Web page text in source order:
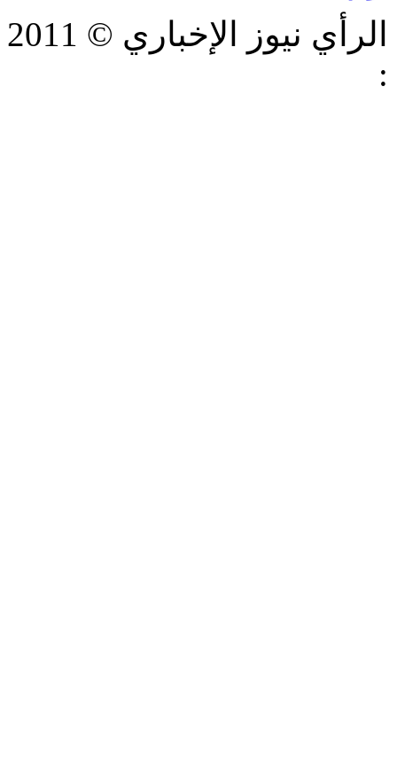
نيوز الإخباري © 2011
: